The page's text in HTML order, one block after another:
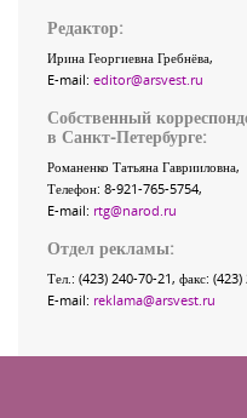
Редактор:
Ирина Георгиевна Гребнёва,
E-mail: editor@arsvest.ru
Собственный
в Санкт-Петербурге:
Романенко Татьяна Гаврииловна,
Телефон: 8-921-765-5754,
E-mail: rtg@narod.ru
Отдел рекламы:
Тел.: (423) 240-70-21, факс:
E-mail: reklama@arsvest.ru